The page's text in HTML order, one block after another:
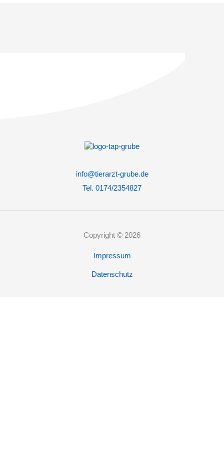
info@tierarzt-grube.de
Tel. 0174/2354827
Copyright © 2026
Impressum
Datenschutz